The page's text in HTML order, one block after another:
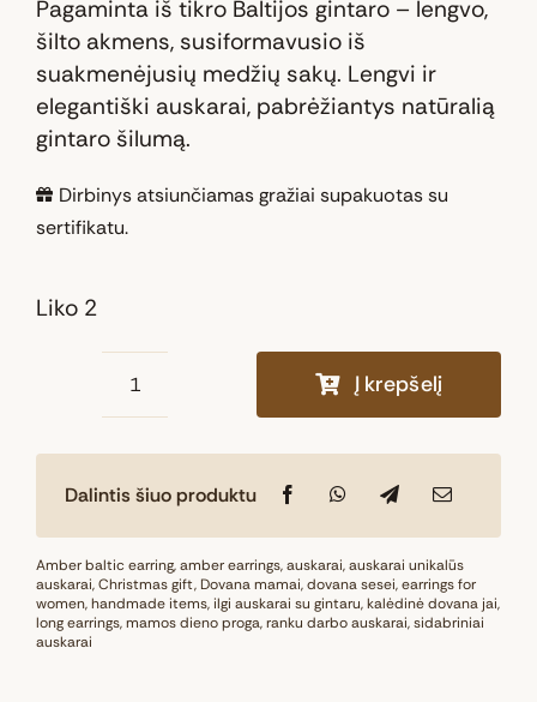
30,00 €.
19,00 €.
Pagaminta iš tikro Baltijos gintaro – lengvo,
šilto akmens, susiformavusio iš
suakmenėjusių medžių sakų. Lengvi ir
elegantiški auskarai, pabrėžiantys natūralią
gintaro šilumą.
Dirbinys atsiunčiamas gražiai supakuotas su
sertifikatu.
Liko 2
produkto
Baltijos
auskarai
„Juodo
gintaro
Į krepšelį
Dalintis šiuo produktu
Amber baltic earring,amber earrings,auskarai,auskarai unikalūs
auskarai,Christmas gift,Dovana mamai,dovana sesei,earrings for
women,handmade items, ilgi auskarai su gintaru,kalėdinė dovana jai,
long earrings,mamos dieno proga,ranku darbo auskarai,sidabriniai
auskarai